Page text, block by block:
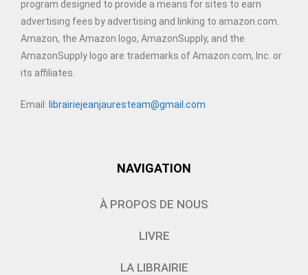
program designed to provide a means for sites to earn
advertising fees by advertising and linking to amazon.com.
Amazon, the Amazon logo, AmazonSupply, and the
AmazonSupply logo are trademarks of Amazon.com, Inc. or
its affiliates.
Email: librairiejeanjauresteam@gmail.com
NAVIGATION
À PROPOS DE NOUS
LIVRE
LA LIBRAIRIE